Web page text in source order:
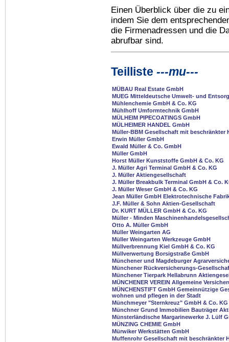
Einen Überblick über die zu
indem Sie dem
die Firmenadressen und die
abrufbar sind.
Teilliste ---mu---
MÜBAU Real Estate GmbH
MUEG Mitteldeutsche Umwelt- und
Mühlenchemie GmbH & Co. KG
Mühlhoff Umformtechnik GmbH
MÜLHEIM PIPECOATINGS GmbH
MÜLHEIMER HANDEL GmbH
Müller-BBM Gesellschaft mit beschränkter
Erwin Müller GmbH
Ewald Müller & Co. GmbH
Müller GmbH
Horst Müller Kunststoffe GmbH & Co. KG
J. Müller Agri Terminal GmbH & Co. KG
J. Müller Aktiengesellschaft
J. Müller Breakbulk Terminal GmbH & Co.
J. Müller Weser GmbH & Co. KG
Jean Müller GmbH Elektrotechnische
J.F. Müller & Sohn Aktien-Gesellschaft
Dr. KURT MÜLLER GmbH & Co. KG
Müller - Minden
Otto A. Müller GmbH
Müller Weingarten AG
Müller Weingarten Werkzeuge GmbH
Müllverbrennung Kiel GmbH & Co. KG
Müllverwertung Borsigstraße GmbH
Münchener und Magdeburger
Münchener Rückversicherungs-
Münchener Tierpark Hellabrunn
MÜNCHENER VEREIN Allgemeine
MÜNCHENSTIFT GmbH Gemeinnützige
wohnen und pflegen in der Stadt
Münchmeyer "Sternkreuz" GmbH & Co. KG
Münchner Grund Immobilien Bauträger
Münsterländische Margarinewerke J. Lülf
MÜNZING CHEMIE GmbH
Mürwiker Werkstätten GmbH
Muffenrohr Gesellschaft mit beschränkter